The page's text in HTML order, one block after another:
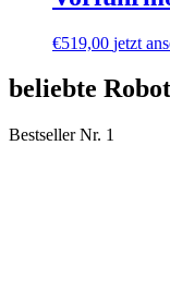
€519,00 jetzt
beliebte
Bestseller Nr. 1